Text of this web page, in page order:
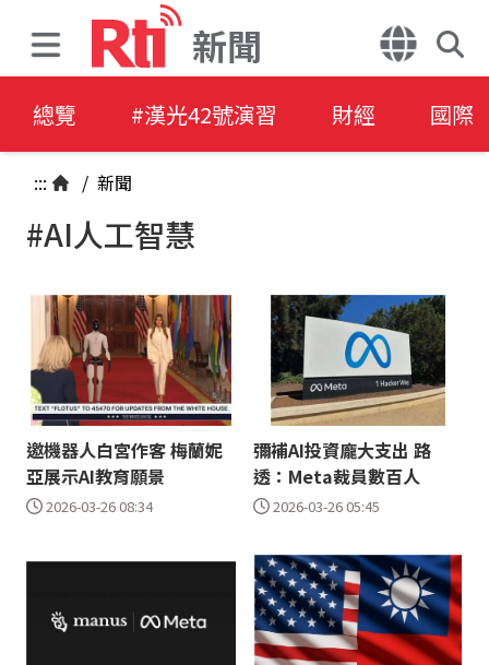
新聞
總覽 #漢光42號演習 財經 國際
::: / 新聞
#AI人工智慧
邀機器人白宮作客 梅蘭妮
亞展示AI教育願景
2026-03-26 08:34
彌補AI投資龐大支出 路
透：Meta裁員數百人
2026-03-26 05:45